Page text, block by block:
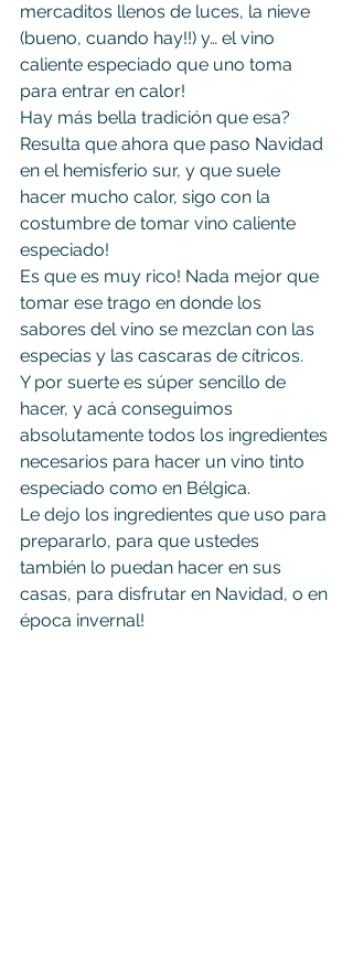
mercaditos llenos de luces, la nieve
(bueno, cuando hay!!) y… el vino
caliente especiado que uno toma
para entrar en calor!
Hay más bella tradición que esa?
Resulta que ahora que paso Navidad
en el hemisferio sur, y que suele
hacer mucho calor, sigo con la
costumbre de tomar vino caliente
especiado!
Es que es muy rico! Nada mejor que
tomar ese trago en donde los
sabores del vino se mezclan con las
especias y las cascaras de cítricos.
Y por suerte es súper sencillo de
hacer, y acá conseguimos
absolutamente todos los ingredientes
necesarios para hacer un vino tinto
especiado como en Bélgica.
Le dejo los ingredientes que uso para
prepararlo, para que ustedes
también lo puedan hacer en sus
casas, para disfrutar en Navidad, o en
época invernal!